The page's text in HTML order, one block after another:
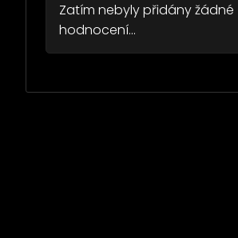
Zatím nebyly přidány žádné
hodnocení...